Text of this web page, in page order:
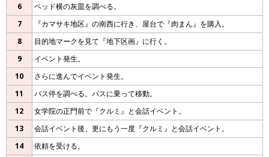
6
ベッド横の灰皿を調べる。
7
『カマサキ地区』の南西に行き、屋台で『肉まん』を購入。
8
目的地マークを見て『地下区画』に行く。
9
イベント発生。
10
さらに進んでイベント発生。
11
バス停を調べる。バスに乗って移動。
12
女学院の正門前で『クルミ』と会話イベント。
13
会話イベント後、更にもう一度『クルミ』と会話イベント。
14
依頼を受ける。